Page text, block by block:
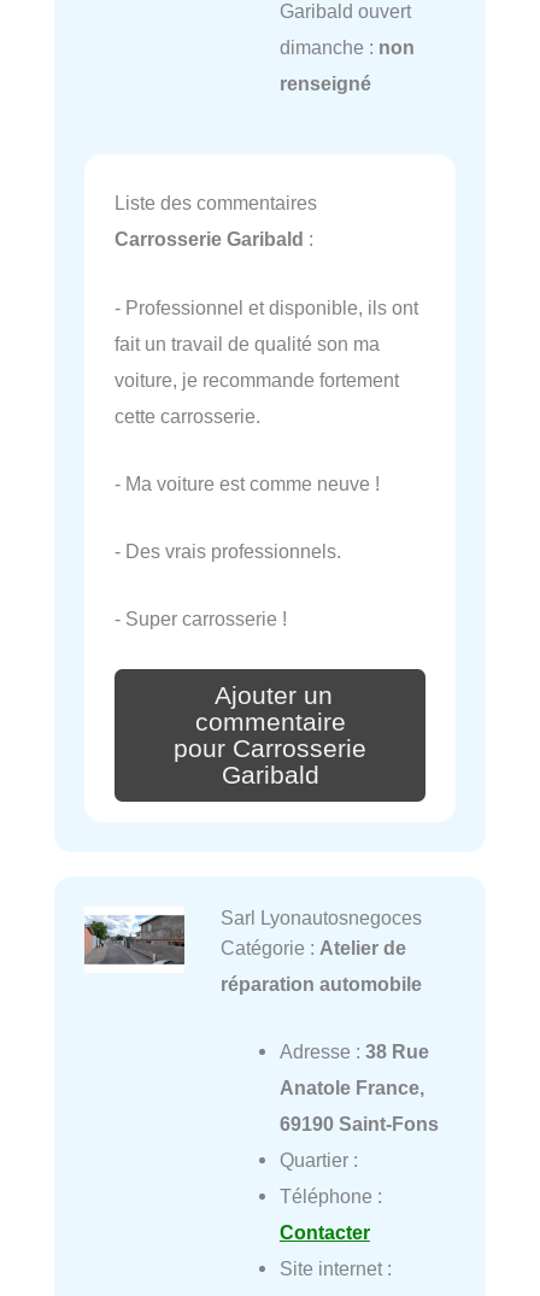
Garibald ouvert
dimanche : non
renseigné
Liste des commentaires
Carrosserie Garibald :
- Professionnel et disponible, ils ont
fait un travail de qualité son ma
voiture, je recommande fortement
cette carrosserie.
- Ma voiture est comme neuve !
- Des vrais professionnels.
- Super carrosserie !
Ajouter un
commentaire
pour Carrosserie
Garibald
Sarl Lyonautosnegoces
Catégorie : Atelier de
réparation automobile
Adresse : 38 Rue
Anatole France,
69190 Saint-Fons
Quartier :
Téléphone :
Contacter
Site internet :